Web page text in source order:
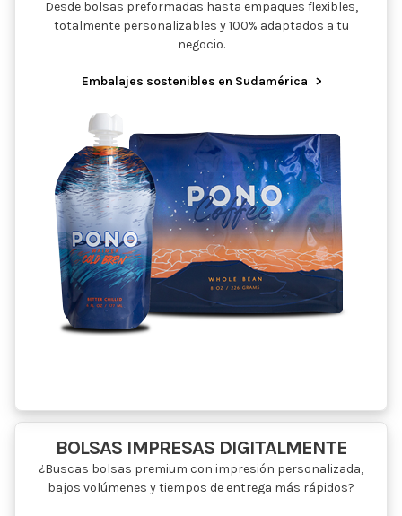
Desde bolsas preformadas hasta empaques flexibles,
totalmente personalizables y 100% adaptados a tu
negocio.
Embalajes sostenibles en Sudamérica >
BOLSAS IMPRESAS DIGITALMENTE
¿Buscas bolsas premium con impresión personalizada,
bajos volúmenes y tiempos de entrega más rápidos?